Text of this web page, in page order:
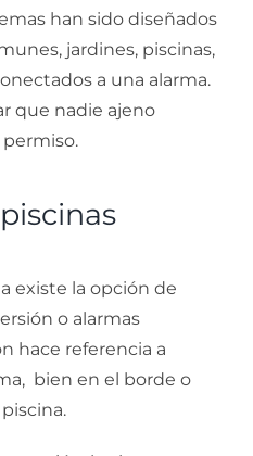
han sido diseñados
jardines, piscinas,
a una alarma.
que nadie ajeno
existe la opción de
o alarmas
hace referencia a
bien en el borde o